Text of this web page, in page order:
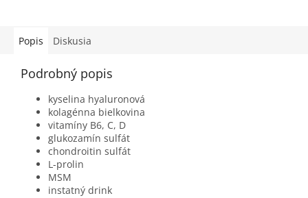
Popis Diskusia
Podrobný popis
kyselina hyaluronová
kolagénna bielkovina
vitamíny B6, C, D
glukozamín sulfát
chondroitin sulfát
L-prolin
MSM
instatný drink